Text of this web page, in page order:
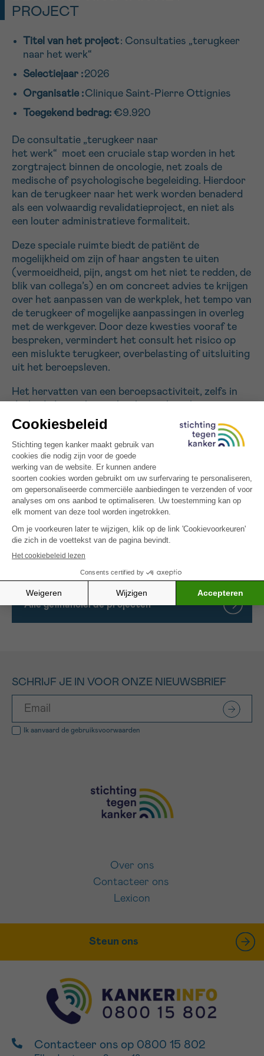
PROJECT
Titel van het project: Consultaties „terugkeer
naar het werk“
Selectiejaar :2026
Organisatie :Clinique Saint-Pierre Ottignies
Toegekend bedrag: €9.920
De consultatie „terugkeer naar
het werk“ moet een cruciale stap worden in het
zorgtraject binnen de oncologie, net zoals de
medische of psychologische begeleiding. Hierdoor
kan de terugkeer naar het werk worden benaderd
als een volwaardig revalidatieproject, en niet als
een louter administratieve formaliteit.
Deze speciale ruimte biedt de patiënt de
mogelijkheid om zijn of haar angsten te uiten
(vermoeidheid, pijn, angst om het niet te redden, de
blik van collega’s) en om concreet advies te krijgen
over het aanpassen van de werkplek, het tempo van
de terugkeer of mogelijke aanpassingen in overleg
met de werkgever. Door deze kwesties vooraf te
bespreken, vermindert het consult het risico op
een mislukte terugkeer, overbelasting of uitsluiting
uit het beroepsleven.
Het hervatten van een beroepsactiviteit, zelfs in
zelfvertrouwen, het gevoel van normaliteit en de
sociale banden, die rechtstreeks verband houden
met een betere geestelijke gezondheid en een
algeheel welzijn bij overlevenden van kanker. De
consultatie „terugkeer naar het werk“ biedt de
patiënt dus een concreet en onmiddellijk voordeel:
zij helpt hem of haar om toekomstplannen te
maken, weer controle over het eigen leven te
krijgen en de terugkeer naar het werk om te zetten
in een bron van levenskwaliteit in plaats van een
bron van extra stress.
Alle gefinancierde projecten
SCHRIJF JE IN VOOR ONZE NIEUWSBRIEF
Ik aanvaard de gebruiksvoorwaarden
VOORNAAM
EMAIL
MIJN VRAAG
Ik aanvaard degebruiksvoorwaarden
*VERPLICHT VELD
Sturen
16h-18h
Over ons
Contacteer ons
Lexicon
Steun ons
Contacteer ons op 0800 15 802